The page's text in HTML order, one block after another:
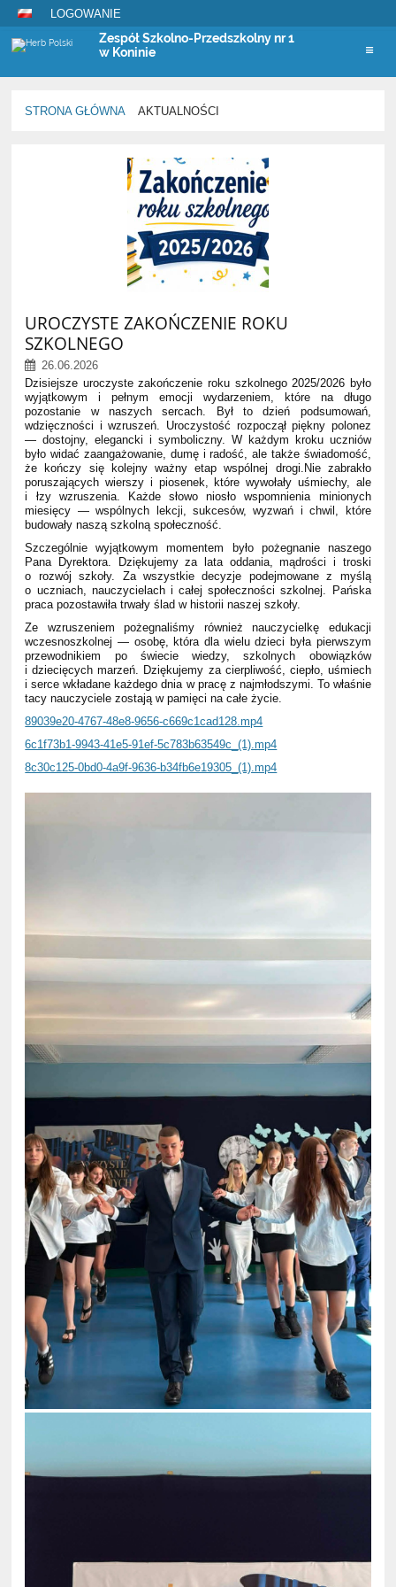
LOGOWANIE
Zespół Szkolno-Przedszkolny nr 1
w Koninie
STRONA GŁÓWNA AKTUALNOŚCI
UROCZYSTE ZAKOŃCZENIE ROKU
SZKOLNEGO
26.06.2026
Dzisiejsze uroczyste zakończenie roku szkolnego 2025/2026 było
wyjątkowym i pełnym emocji wydarzeniem, które na długo
pozostanie w naszych sercach. Był to dzień podsumowań,
wdzięczności i wzruszeń. Uroczystość rozpoczął piękny polonez
— dostojny, elegancki i symboliczny. W każdym kroku uczniów
było widać zaangażowanie, dumę i radość, ale także świadomość,
że kończy się kolejny ważny etap wspólnej drogi. Nie zabrakło
poruszających wierszy i piosenek, które wywołały uśmiechy, ale
i łzy wzruszenia. Każde słowo niosło wspomnienia minionych
miesięcy — wspólnych lekcji, sukcesów, wyzwań i chwil, które
budowały naszą szkolną społeczność.
Szczególnie wyjątkowym momentem było pożegnanie naszego
Pana Dyrektora. Dziękujemy za lata oddania, mądrości i troski
o rozwój szkoły. Za wszystkie decyzje podejmowane z myślą
o uczniach, nauczycielach i całej społeczności szkolnej. Pańska
praca pozostawiła trwały ślad w historii naszej szkoły.
Ze wzruszeniem pożegnaliśmy również nauczycielkę edukacji
wczesnoszkolnej — osobę, która dla wielu dzieci była pierwszym
przewodnikiem po świecie wiedzy, szkolnych obowiązków
i dziecięcych marzeń. Dziękujemy za cierpliwość, ciepło, uśmiech
i serce wkładane każdego dnia w pracę z najmłodszymi. To właśnie
tacy nauczyciele zostają w pamięci na całe życie.
89039e20-4767-48e8-9656-c669c1cad128.mp4
6c1f73b1-9943-41e5-91ef-5c783b63549c_(1).mp4
8c30c125-0bd0-4a9f-9636-b34fb6e19305_(1).mp4